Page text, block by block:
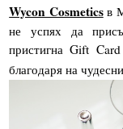
Wycon Cosmeticsв
не успях да
пристигна Gift
благодаря на